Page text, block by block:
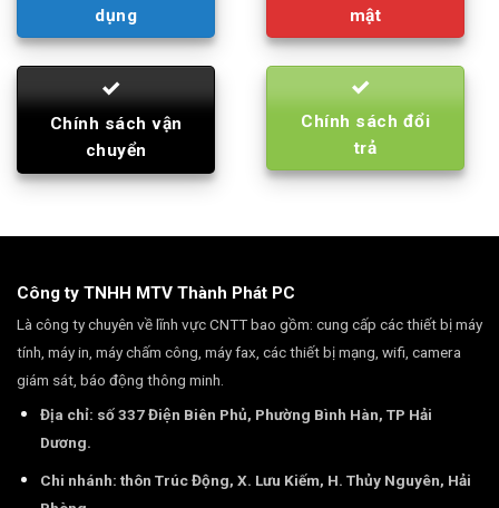
dụng
mật
Chính sách vận
chuyển
Chính sách đổi
trả
Công ty TNHH MTV Thành Phát PC
Là công ty chuyên về lĩnh vực CNTT bao gồm: cung cấp các thiết bị máy
tính, máy in, máy chấm công, máy fax, các thiết bị mạng, wifi, camera
giám sát, báo động thông minh.
Địa chỉ: số 337 Điện Biên Phủ, Phường Bình Hàn, TP Hải
Dương.
Chi nhánh: thôn Trúc Động, X. Lưu Kiếm, H. Thủy Nguyên, Hải